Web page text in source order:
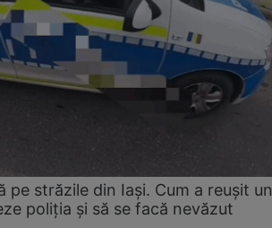
pe străzile din Iași. Cum a reușit un
poliția și să se facă nevăzut